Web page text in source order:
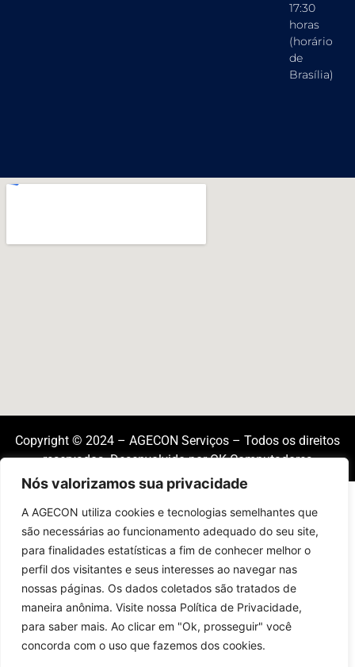
Nós valorizamos sua privacidade
A AGECON utiliza cookies e tecnologias semelhantes que
são necessárias ao funcionamento adequado do seu site,
para finalidades estatísticas a fim de conhecer melhor o
perfil dos visitantes e seus interesses ao navegar nas
nossas páginas. Os dados coletados são tratados de
maneira anônima. Visite nossa Política de Privacidade,
para saber mais. Ao clicar em "Ok, prosseguir" você
concorda com o uso que fazemos dos cookies.
17:30
horas
(horário
de
Brasília)
Copyright © 2024 – AGECON Serviços – Todos os direitos
reservados. Desenvolvido por OK Computadores